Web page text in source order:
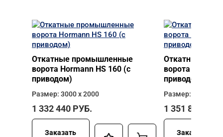
Откатные промышленные
ворота Hormann HS 160 (с
приводом)
Размер: 3000 х 2000
1 332 440 РУБ.
Заказать
Откатные
ворота
приводом)
Размер: 3000 х
1 351 840
Заказать